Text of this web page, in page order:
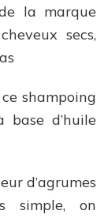
la marque
secs,
shampoing
d’huile
d’agrumes
simple, on